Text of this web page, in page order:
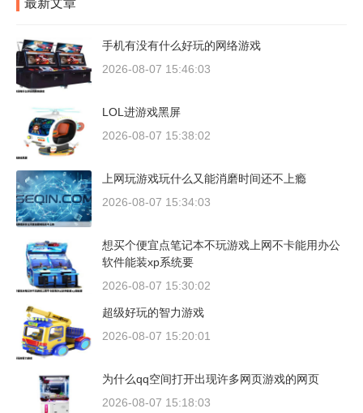
最新文章
手机有没有什么好玩的网络游戏
2026-08-07 15:46:03
LOL进游戏黑屏
2026-08-07 15:38:02
上网玩游戏玩什么又能消磨时间还不上瘾
2026-08-07 15:34:03
想买个便宜点笔记本不玩游戏上网不卡能用办公
软件能装xp系统要
2026-08-07 15:30:02
超级好玩的智力游戏
2026-08-07 15:20:01
为什么qq空间打开出现许多网页游戏的网页
2026-08-07 15:18:03